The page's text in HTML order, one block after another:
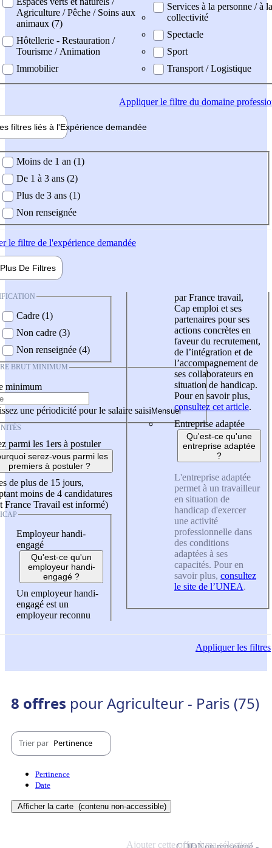
Agriculture / Pêche / Soins aux
animaux (7)
Hôtellerie - Restauration /
Tourisme / Animation
Immobilier
Services à la personne / à la
collectivité
Spectacle
Sport
Transport / Logistique
Appliquerle filtre du domaine
filtres liés à l'Expérience demandée
demandée
Moins de 1 an (1)
De 1 à 3 ans (2)
Plus de 3 ans (1)
Non renseignée
le filtre de l'expérience demandée
Plus De Filtres
Cadre (1)
Non cadre (3)
Non renseignée (4)
BRUT MINIMUM
minimum
une périodicité pour le salaire saisi
parmi les 1ers à postuler
serez-vous parmi les
premiers à postuler ?
de plus de 15 jours,
moins de 4 candidatures
France Travail est informé)
Employeur handi-
engagé
Qu'est-ce qu'un
employeur handi-
engagé ?
Un employeur handi-
engagé est un
employeur reconnu
par France travail,
Cap emploi et ses
partenaires pour ses
actions concrètes en
faveur du recrutement,
de l’intégration et de
l’accompagnement de
ses collaborateurs en
situation de handicap.
Pour en savoir plus,
consultez cet article.
Entreprise adaptée
Qu'est-ce qu'une
entreprise adaptée
?
L'entreprise adaptée
permet à un travailleur
en situation de
handicap d'exercer
une activité
professionnelle dans
des conditions
adaptées à ses
capacités. Pour en
savoir plus, consultez
le site de l’UNEA.
Appliquerles filtres
8 offres pour Agriculteur - Paris (75)
Trier par Pertinence
Pertinence
Date
Afficher la carte (contenu non-accessible)
Ajouter cette offre à ma sélection